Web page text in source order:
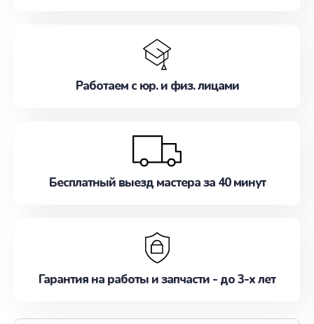
Работаем с юр. и физ. лицами
Бесплатный выезд мастера за 40 минут
Гарантия на работы и запчасти - до 3-х лет